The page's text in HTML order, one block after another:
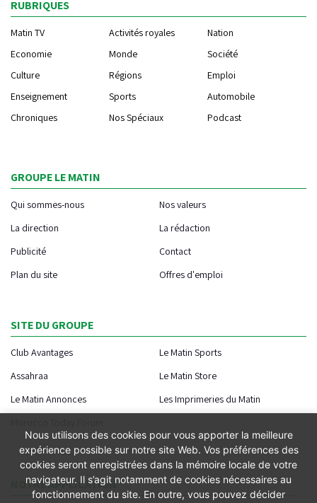
RUBRIQUES
Matin TV Activités royales
Nation
Economie
Monde
Société
Culture
Régions
Emploi
Enseignement
Sports
Automobile
Chroniques
Nos Spéciaux Podcast
GROUPE LE MATIN
Qui sommes-nous
Nos valeurs
La direction
La rédaction
Publicité
Contact
Plan du site
Offres d'emploi
SITE DU GROUPE
Club Avantages
Le Matin Sports
Assahraa
Le Matin Store
Le Matin Annonces
Les Imprimeries du Matin
NOTRE APPLICATION
Nous utilisons des cookies pour vous apporter la meilleure
expérience possible sur notre site Web. Vos préférences des
cookies seront enregistrées dans la mémoire locale de votre
navigateur. Il s’agit notamment de cookies nécessaires au
fonctionnement du site. En outre, vous pouvez décider